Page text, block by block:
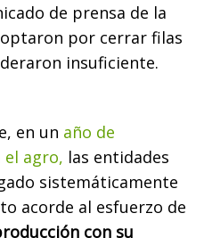
de prensa de la
por cerrar filas
insuficiente.
en un año de
agro, las entidades
sistemáticamente
acorde al esfuerzo de
con su